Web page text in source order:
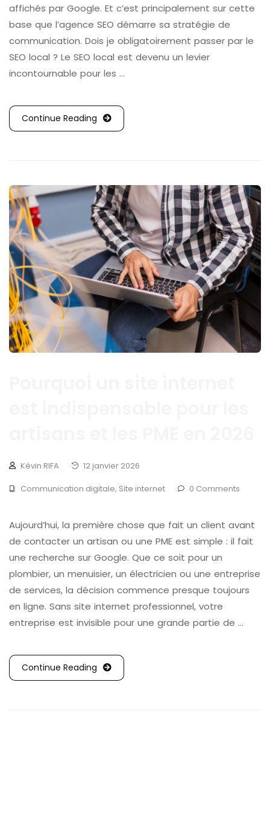
affichés par Google. Et c’est principalement sur cette
base que l’agence SEO démarre sa stratégie de
communication. Dois je obligatoirement passer par le
SEO local ? Le SEO local est devenu un levier
incontournable pour les …
Continue Reading
Kévin RIFA
12 janvier 2026
Communication digitale, Site internet 0 Comments
Aujourd’hui, la première chose que fait un client avant
de contacter un artisan ou une PME est simple : il fait
une recherche sur Google. Que ce soit pour un
plombier, un menuisier, un électricien ou une entreprise
de services, la décision commence presque toujours
en ligne. Sans site internet professionnel, votre
entreprise est invisible pour une grande partie de …
Continue Reading